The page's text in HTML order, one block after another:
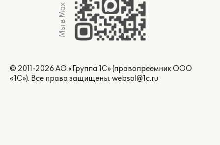
Мы в Max
© 2011-2026 АО «Группа 1С» (правопреемник ООО
«1С»). Все права защищены. websol@1c.ru